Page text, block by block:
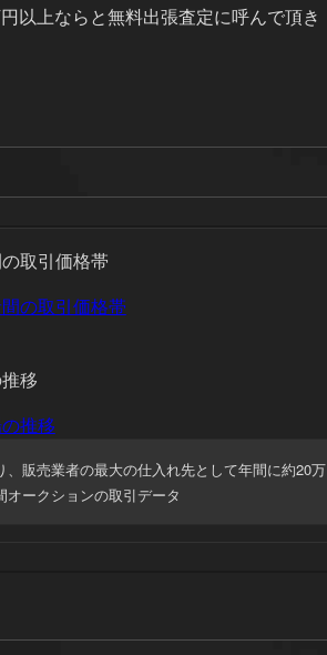
以上ならと無料出張査定に呼んで頂き
取引価格帯
移
、販売業者の最大の仕入れ先として年間に約20万
ークションの取引データ